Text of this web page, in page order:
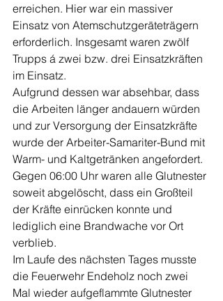
erreichen. Hier war ein massiver
Einsatz von Atemschutzgeräteträgern
erforderlich. Insgesamt waren zwölf
Trupps á zwei bzw. drei Einsatzkräften
im Einsatz.
Aufgrund dessen war absehbar, dass
die Arbeiten länger andauern würden
und zur Versorgung der Einsatzkräfte
wurde der Arbeiter-Samariter-Bund mit
Warm- und Kaltgetränken angefordert.
Gegen 06:00 Uhr waren alle Glutnester
soweit abgelöscht, dass ein Großteil
der Kräfte einrücken konnte und
lediglich eine Brandwache vor Ort
verblieb.
Im Laufe des nächsten Tages musste
die Feuerwehr Endeholz noch zwei
Mal wieder aufgeflammte Glutnester